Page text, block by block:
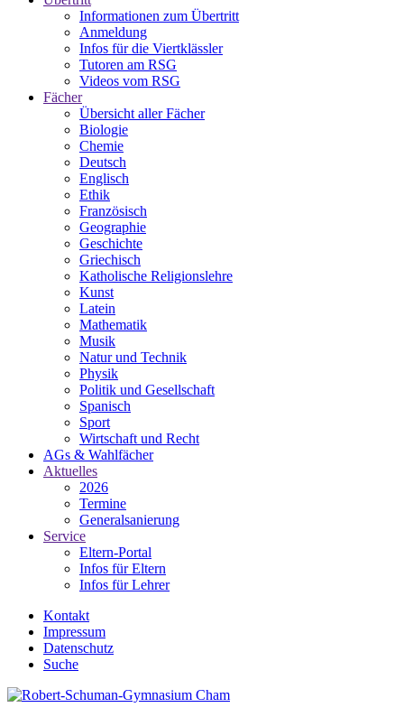
Informationen zum Übertritt
Anmeldung
Infos für die Viertklässler
Tutoren am RSG
Videos vom RSG
Fächer
Übersicht aller Fächer
Biologie
Chemie
Deutsch
Englisch
Ethik
Französisch
Geographie
Geschichte
Griechisch
Katholische Religionslehre
Kunst
Latein
Mathematik
Musik
Natur und Technik
Physik
Politik und Gesellschaft
Spanisch
Sport
Wirtschaft und Recht
AGs & Wahlfächer
Aktuelles
2026
Termine
Generalsanierung
Service
Eltern-Portal
Infos für Eltern
Infos für Lehrer
Kontakt
Impressum
Datenschutz
Suche